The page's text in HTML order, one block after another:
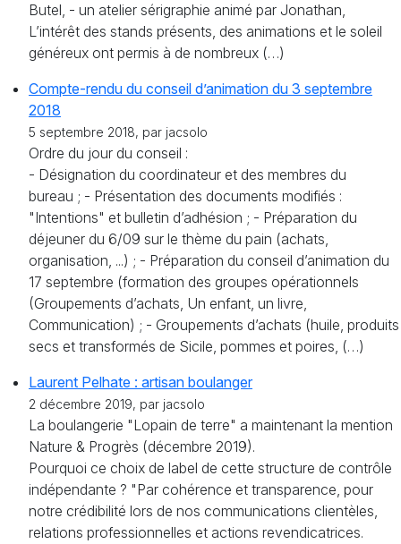
Butel, - un atelier sérigraphie animé par Jonathan,
L’intérêt des stands présents, des animations et le soleil
généreux ont permis à de nombreux (…)
Compte-rendu du conseil d’animation du 3 septembre
2018
5 septembre 2018, par jacsolo
Ordre du jour du conseil :
- Désignation du coordinateur et des membres du
bureau ; - Présentation des documents modifiés :
"Intentions" et bulletin d’adhésion ; - Préparation du
déjeuner du 6/09 sur le thème du pain (achats,
organisation, ...) ; - Préparation du conseil d’animation du
17 septembre (formation des groupes opérationnels
(Groupements d’achats, Un enfant, un livre,
Communication) ; - Groupements d’achats (huile, produits
secs et transformés de Sicile, pommes et poires, (…)
Laurent Pelhate : artisan boulanger
2 décembre 2019, par jacsolo
La boulangerie "Lopain de terre" a maintenant la mention
Nature & Progrès (décembre 2019).
Pourquoi ce choix de label de cette structure de contrôle
indépendante ? "Par cohérence et transparence, pour
notre crédibilité lors de nos communications clientèles,
relations professionnelles et actions revendicatrices.